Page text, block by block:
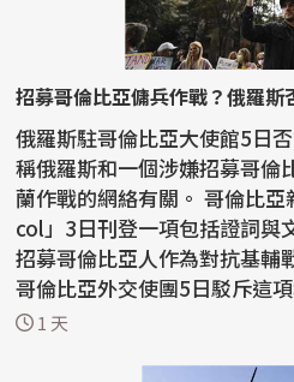
招募哥倫比亞傭兵作戰？俄羅斯
俄羅斯駐哥倫比亞大使館5日
稱俄羅斯和一個涉嫌招募哥倫
蘭作戰的網絡有關。 哥倫比亞新聞媒體「Noticias Cara
col」3日刊登一項包括證詞與
招募哥倫比亞人作為對抗基輔戰略
哥倫比亞外交使團5日駁斥這
1 天